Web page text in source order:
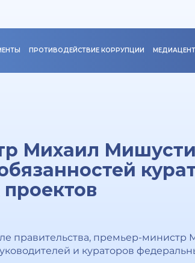
ПРОТИВОДЕЙСТВИЕ КОРРУПЦИИ
Михаил
правительства, премьер-
и кураторов